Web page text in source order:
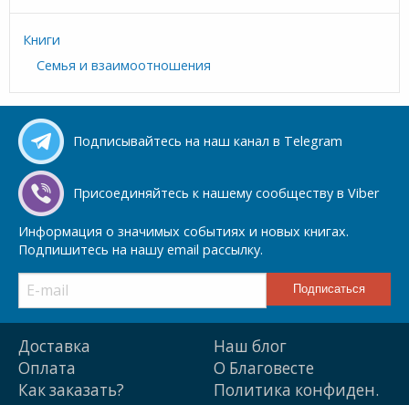
Книги
Семья и взаимоотношения
Подписывайтесь на наш канал в Telegram
Присоединяйтесь к нашему сообществу в Viber
Информация о значимых событиях и новых книгах.
Подпишитесь на нашу email рассылку.
Доставка
Оплата
Как заказать?
Наш блог
О Благовесте
Политика конфиден.